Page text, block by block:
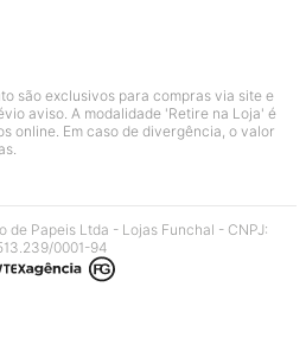
são exclusivos para compras via site e
aviso. A modalidade 'Retire na Loja' é
online. Em caso de divergência, o valor
de Papeis Ltda - Lojas Funchal - CNPJ:
0001-94